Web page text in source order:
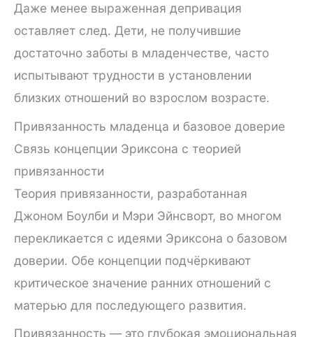
Даже менее выраженная депривация
оставляет след. Дети, не получившие
достаточно заботы в младенчестве, часто
испытывают трудности в установлении
близких отношений во взрослом возрасте.
Привязанность младенца и базовое доверие
Связь концепции Эриксона с теорией
привязанности
Теория привязанности, разработанная
Джоном Боулби и Мэри Эйнсворт, во многом
перекликается с идеями Эриксона о базовом
доверии. Обе концепции подчёркивают
критическое значение ранних отношений с
матерью для последующего развития.
Привязанность — это глубокая эмоциональная